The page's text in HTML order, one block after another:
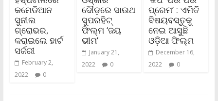
କମେଡିଆନ
ସୁନୀଲ
ଗ୍ରୋଭର,
କରାଇଲେ ହାର୍ଟ
ସର୍ଜରୀ
February 2,
2022
0
ଦୌଡ଼ରେ ସାଉଥ
ସୁପରହିଟ୍‌
ଫିଲ୍ମ ‘ଜୟ
ଭୀମ’
January 21,
2022
0
ପ୍ରେମ’ : ଏମିତି
ବିଷୟବସ୍ତୁକୁ
ନେଇ ଆସୁଛି
ଓଡ଼ିଆ ଫିଲ୍ମ
December 16,
2022
0